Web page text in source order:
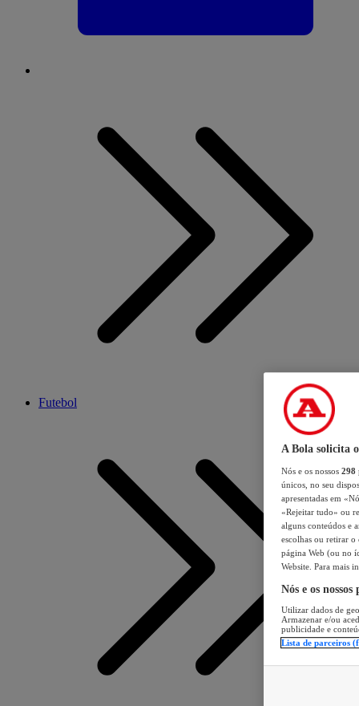
Futebol
A Bola solicita
Nós e os nossos 298
únicos, no seu
apresentadas em
«Rejeitar tudo» ou
alguns conteúdos e
escolhas ou retirar
página Web (ou no
Website. Para mais
Nós e os
Utilizar dados de
Armazenar e/ou
publicidade e
Lista de parceiros